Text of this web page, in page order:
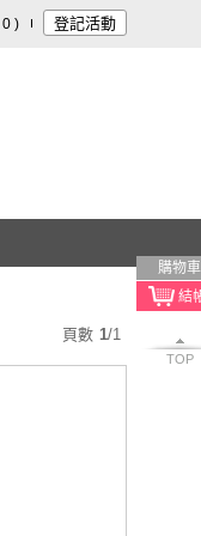
0 ) 登記活動
購物車
TOP
頁數 1/1